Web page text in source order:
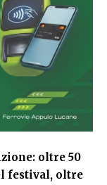
oltre 50
festival, oltre